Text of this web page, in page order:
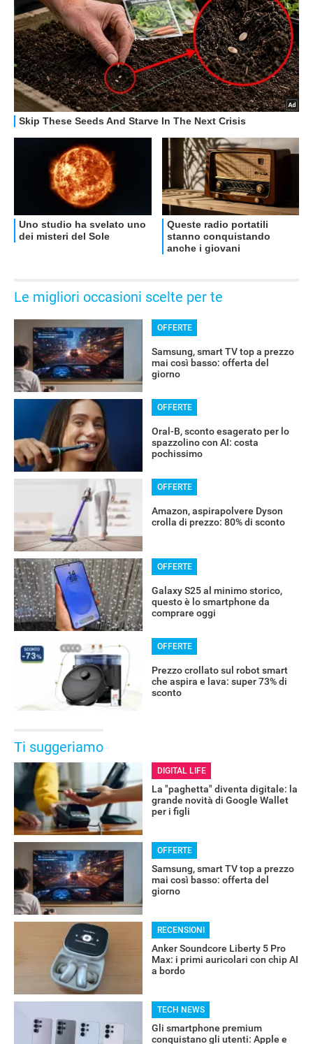
Le migliori occasioni scelte per te
OFFERTE
Samsung, smart TV top a prezzo
mai così basso: offerta del
giorno
OFFERTE
Oral-B, sconto esagerato per lo
spazzolino con AI: costa
pochissimo
OFFERTE
Amazon, aspirapolvere Dyson
crolla di prezzo: 80% di sconto
OFFERTE
Galaxy S25 al minimo storico,
questo è lo smartphone da
comprare oggi
OFFERTE
Prezzo crollato sul robot smart
che aspira e lava: super 73% di
sconto
Ti suggeriamo
DIGITAL LIFE
La "paghetta" diventa digitale: la
grande novità di Google Wallet
per i figli
OFFERTE
Samsung, smart TV top a prezzo
mai così basso: offerta del
giorno
RECENSIONI
Anker Soundcore Liberty 5 Pro
Max: i primi auricolari con chip AI
a bordo
TECH NEWS
Gli smartphone premium
conquistano gli utenti: Apple e